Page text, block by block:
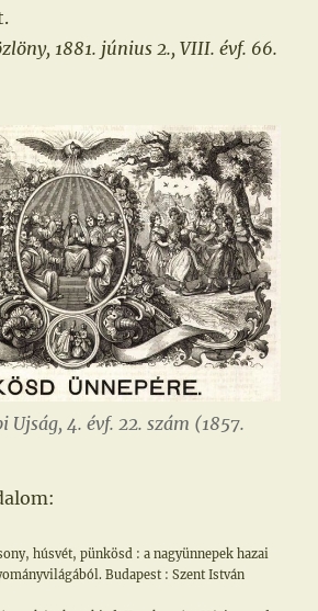
1881. június 2., VIII. évf. 66.
Ujság, 4. évf. 22. szám (1857.
húsvét, pünkösd : a nagyünnepek hazai
Budapest : Szent István